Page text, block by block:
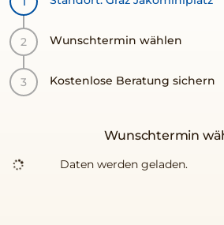
Wunschtermin wählen
Kostenlose Beratung sichern
Wunschtermin
Daten werden geladen.